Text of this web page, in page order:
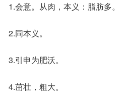
1.会意。从肉，本义：脂肪多。
2.同本义。
3.引申为肥沃。
4.茁壮，粗大。